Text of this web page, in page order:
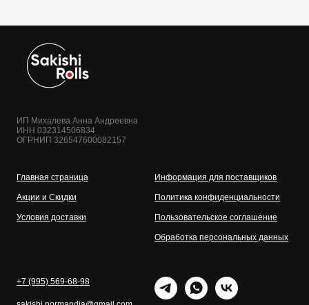
ИП Михалева Анна Андреевна
ИНН 032314506834
ОГРНИП 326547600082157
Главная страница
Акции и Скидки
Условия доставки
Информация для поставщиков
Политика конфиденциальности
Пользовательское соглашение
Обработка персональных данных
+7 (995) 569-68-98